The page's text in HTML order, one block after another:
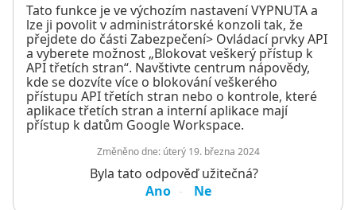
Tato funkce je ve výchozím nastavení VYPNUTA a
lze ji povolit v administrátorské konzoli tak, že
přejdete do části Zabezpečení> Ovládací prvky API
a vyberete možnost „Blokovat veškerý přístup k
API třetích stran“. Navštivte centrum nápovědy,
kde se dozvíte více o blokování veškerého
přístupu API třetích stran nebo o kontrole, které
aplikace třetích stran a interní aplikace mají
přístup k datům Google Workspace.
Změněno dne: úterý 19. března 2024
Byla tato odpověď užitečná?
Ano
Ne